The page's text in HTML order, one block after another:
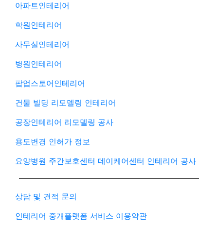
아파트인테리어
학원인테리어
사무실인테리어
병원인테리어
팝업스토어인테리어
건물 빌딩 리모델링 인테리어
공장인테리어 리모델링 공사
용도변경 인허가 정보
요양병원 주간보호센터 데이케어센터 인테리어 공사
상담 및 견적 문의
인테리어 중개플랫폼 서비스 이용약관